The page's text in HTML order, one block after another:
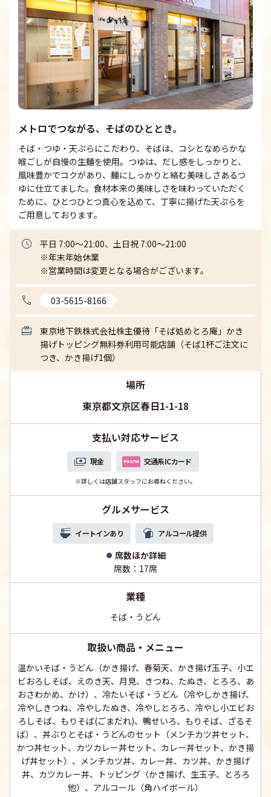
メトロでつながる、そばのひととき。
そば・つゆ・天ぷらにこだわり、そばは、コシとなめらかな
喉ごしが自慢の生麺を使用。つゆは、だし感をしっかりと、
風味豊かでコクがあり、麺にしっかりと絡む美味しさあるつ
ゆに仕立てました。食材本来の美味しさを味わっていただく
ために、ひとつひとつ真心を込めて、丁寧に揚げた天ぷらを
ご用意しております。
平日 7:00～21:00、土日祝 7:00～21:00
※年末年始休業
※営業時間は変更となる場合がございます。
03-5615-8166
東京地下鉄株式会社株主優待「そば処めとろ庵」かき
揚げトッピング無料券利用可能店舗（そば1杯ご注文に
つき、かき揚げ1個）
場所
東京都文京区春日1-1-18
支払い対応サービス
現金 交通系ICカード
※詳しくは店舗スタッフにお尋ねください。
グルメサービス
イートインあり アルコール提供
席数ほか詳細
席数：17席
業種
そば・うどん
取扱い商品・メニュー
温かいそば・うどん（かき揚げ、春菊天、かき揚げ玉子、小エ
ビおろしそば、えのき天、月見、きつね、たぬき、とろろ、あ
おさわかめ、かけ）、冷たいそば・うどん（冷やしかき揚げ、
冷やしきつね、冷やしたぬき、冷やしとろろ、冷やし小エビお
ろしそば、もりそば(ごまだれ)、鴨せいろ、もりそば、ざるそ
ば）、丼ぶりとそば・うどんのセット（メンチカツ丼セット、
かつ丼セット、カツカレー丼セット、カレー丼セット、かき揚
げ丼セット）、メンチカツ丼、カレー丼、カツ丼、かき揚げ
丼、カツカレー丼、トッピング（かき揚げ、生玉子、とろろ
他）、アルコール（角ハイボール）